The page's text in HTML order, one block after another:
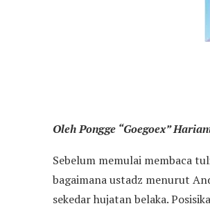
Oleh Pongge “Goegoex”
Sebelum memulai membaca
bagaimana ustadz menurut
sekedar hujatan belaka.